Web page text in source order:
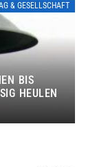
& GESELLSCHAFT
BIS
HEULEN